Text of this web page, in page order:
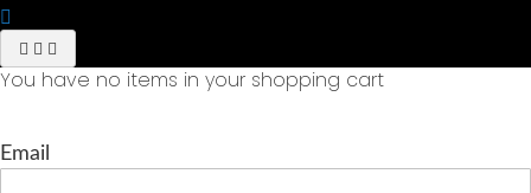
You have no items in your shopping cart
Email